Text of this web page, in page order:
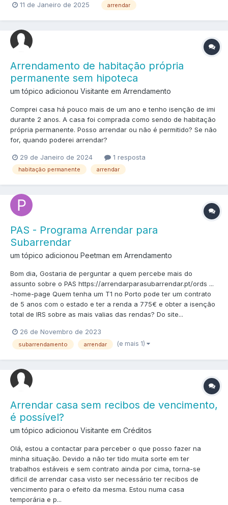
11 de Janeiro de 2025 arrendar
Arrendamento de habitação própria
permanente sem hipoteca
um tópico adicionou Visitante em Arrendamento
Comprei casa há pouco mais de um ano e tenho isenção de imi
durante 2 anos. A casa foi comprada como sendo de habitação
própria permanente. Posso arrendar ou não é permitido? Se não
for, quando poderei arrendar?
29 de Janeiro de 2024 1 resposta
habitação permanente arrendar
PAS - Programa Arrendar para
Subarrendar
um tópico adicionou Peetman em Arrendamento
Bom dia, Gostaria de perguntar a quem percebe mais do
assunto sobre o PAS https://arrendarparasubarrendar.pt/ords ...
-home-page Quem tenha um T1 no Porto pode ter um contrato
de 5 anos com o estado e ter a renda a 775€ e obter a isenção
total de IRS sobre as mais valias das rendas? Do site...
26 de Novembro de 2023
subarrendamento arrendar (e mais 1)
Arrendar casa sem recibos de vencimento,
é possível?
um tópico adicionou Visitante em Créditos
Olá, estou a contactar para perceber o que posso fazer na
minha situação. Devido a não ter tido muita sorte em ter
trabalhos estáveis e sem contrato ainda por cima, torna-se
dificil de arrendar casa visto ser necessário ter recibos de
vencimento para o efeito da mesma. Estou numa casa
temporária e p...